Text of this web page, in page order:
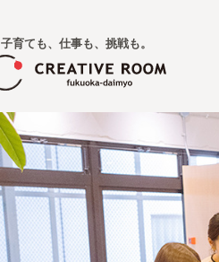
子育ても、仕事も、挑戦も。